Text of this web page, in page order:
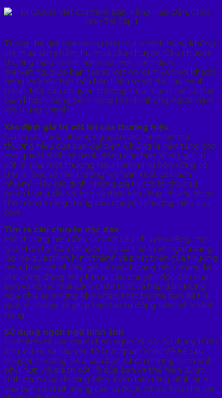
Trong thế giới marketing hiện đại, khách hàng không
chỉ mua sản phẩm, họ mua câu chuyện. Câu chuyện
thương hiệu là linh hồn của mọi chiến dịch
marketing, giúp bạn tạo sự kết nối cảm xúc với khách
hàng và khác biệt hóa bản thân so với đối thủ cạnh
tranh. Một câu chuyện thương hiệu mạnh mẽ có thể
biến khách hàng tiềm năng thành những người hâm
mộ trung thành.
Xác định giá trị cốt lõi của thương hiệu
Giá trị cốt lõi là những nguyên tắc, niềm tin mà
thương hiệu của bạn đại diện. Chúng là nền tảng cho
mọi quyết định và hành động của bạn. Ví dụ, giá trị
cốt lõi của một thương hiệu thời trang bền vững có
thể là “bảo vệ môi trường” và “sản xuất có trách
nhiệm”. Hãy xác định những giá trị cốt lõi thực sự
quan trọng đối với bạn và đảm bảo rằng chúng được
thể hiện rõ ràng trong câu chuyện thương hiệu của
bạn.
Tìm ra câu chuyện độc đáo
Mỗi thương hiệu đều có một câu chuyện riêng, một
lý do tồn tại. Câu chuyện này có thể là về người sáng
lập, về quá trình hình thành và phát triển của thương
hiệu, hoặc về những giá trị mà thương hiệu mang lại
cho cộng đồng. Hãy tìm ra câu chuyện độc đáo của
bạn và kể nó một cách chân thật và hấp dẫn. Đừng
ngại chia sẻ những khó khăn, thất bại mà bạn đã trải
qua, vì chúng sẽ giúp bạn tạo sự đồng cảm với khách
hàng.
Sử dụng ngôn ngữ hình ảnh
Hình ảnh có sức mạnh hơn ngàn lời nói. Sử dụng hình
ảnh, video, và các yếu tố trực quan khác để kể câu
chuyện thương hiệu của bạn. Chọn những hình ảnh
phù hợp với giá trị cốt lõi của bạn và thể hiện được
tính cách của thương hiệu. Đảm bảo rằng hình ảnh
của bạn có chất lượng cao và được tối ưu hóa cho các